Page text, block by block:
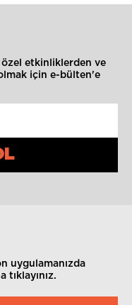
etkinliklerden ve
için e-bülten'e
uygulamanızda